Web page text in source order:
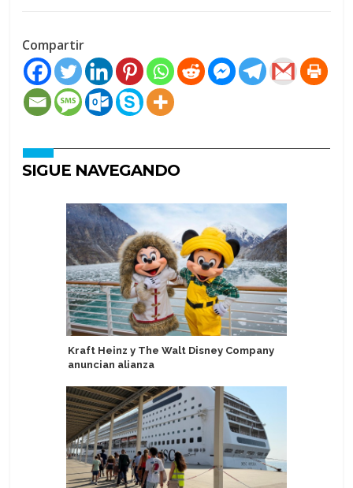
Compartir
SIGUE NAVEGANDO
Kraft Heinz y The Walt Disney Company
anuncian alianza